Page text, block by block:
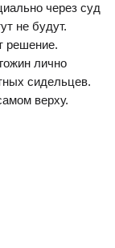
через суд
не будут.
решение.
лично
сидельцев.
верху.